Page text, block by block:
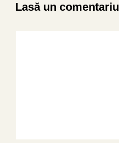
Lasă un comentariu